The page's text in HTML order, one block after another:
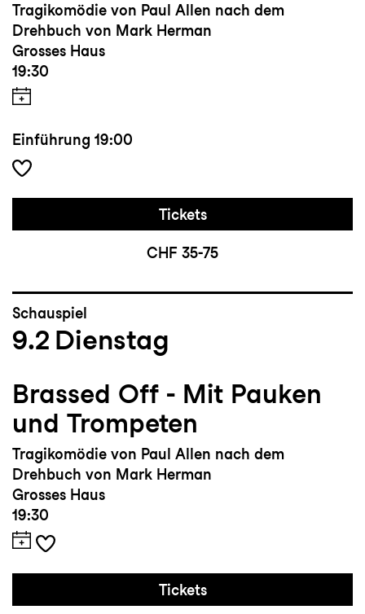
Tragikomödie von Paul Allen nach dem
Drehbuch von Mark Herman
Grosses Haus
19:30
Einführung 19:00
Tickets
CHF 35-75
Schauspiel
9.2 Dienstag
Brassed Off - Mit Pauken
und Trompeten
Tragikomödie von Paul Allen nach dem
Drehbuch von Mark Herman
Grosses Haus
19:30
Tickets